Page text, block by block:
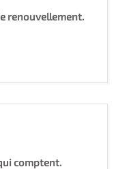
renouvellement.
comptent.